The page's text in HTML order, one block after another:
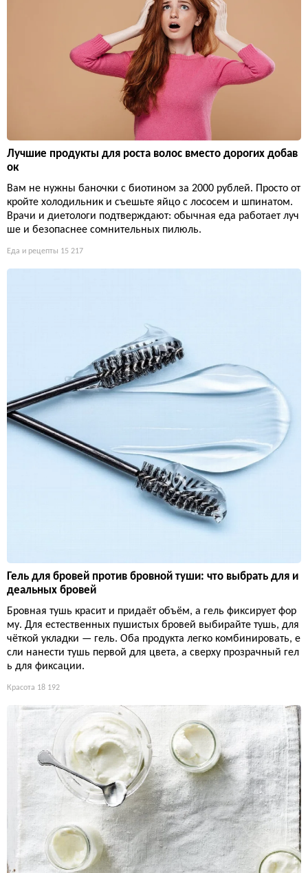
Лучшие продукты для роста волос вместо дорогих добав
ок
Вам не нужны баночки с биотином за 2000 рублей. Просто от
кройте холодильник и съешьте яйцо с лососем и шпинатом.
Врачи и диетологи подтверждают: обычная еда работает луч
ше и безопаснее сомнительных пилюль.
Еда и рецепты 15 217
Гель для бровей против бровной туши: что выбрать для и
деальных бровей
Бровная тушь красит и придаёт объём, а гель фиксирует фор
му. Для естественных пушистых бровей выбирайте тушь, для
чёткой укладки — гель. Оба продукта легко комбинировать, е
сли нанести тушь первой для цвета, а сверху прозрачный гел
ь для фиксации.
Красота 18 192